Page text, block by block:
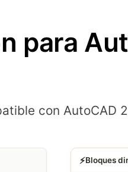
para
con AutoCAD
⚡Bloques